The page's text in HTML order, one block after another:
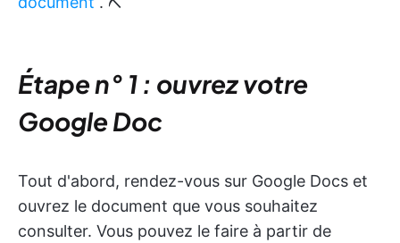
Étape n° 1 : ouvrez votre
Google Doc
Tout d'abord, rendez-vous sur Google Docs et
ouvrez le document que vous souhaitez
consulter. Vous pouvez le faire à partir de